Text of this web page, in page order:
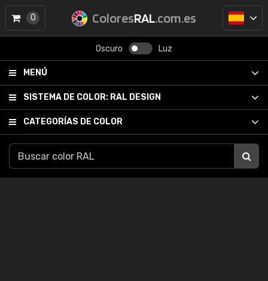
ColoresRAL.com.es
Oscuro Luz
MENÚ
SISTEMA DE COLOR: RAL DESIGN
CATEGORÍAS DE COLOR
0